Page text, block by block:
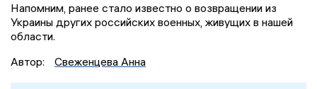
Напомним, ранее стало известно о возвращении из
Украины других российских военных, живущих в нашей
области.
Автор:
Свеженцева Анна